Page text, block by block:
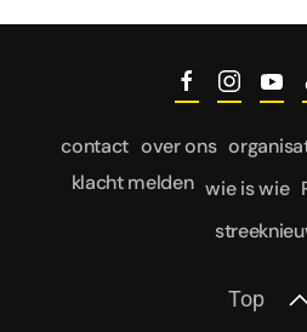
contact over ons
klacht melden wie is wie
Top